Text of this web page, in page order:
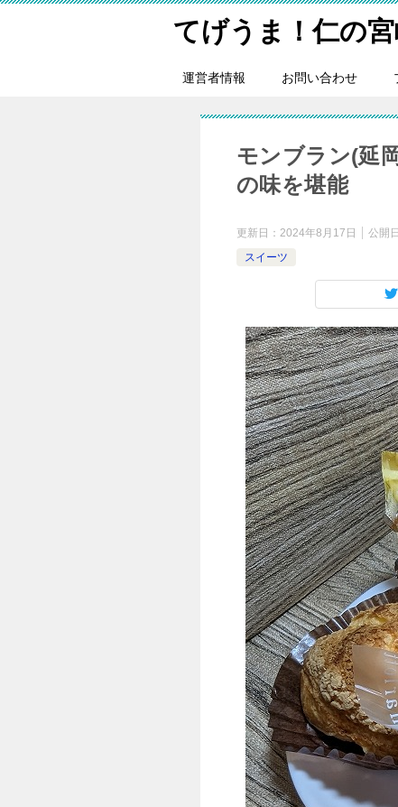
てげうま！仁の
運営者情報 お問い合わせ
モンブラン(延
の味を堪能
更新日： 2024年8月17日 公開
スイーツ